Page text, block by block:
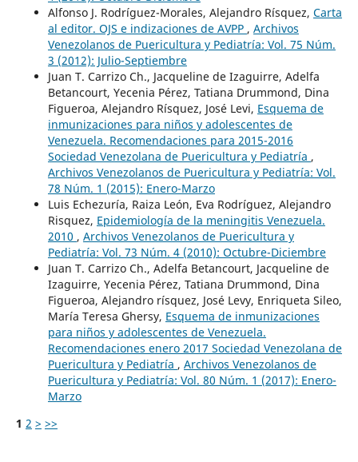
Alfonso J. Rodríguez-Morales, Alejandro Rísquez, Carta
al editor. OJS e indizaciones de AVPP , Archivos
Venezolanos de Puericultura y Pediatría: Vol. 75 Núm.
3 (2012): Julio-Septiembre
Juan T. Carrizo Ch., Jacqueline de Izaguirre, Adelfa
Betancourt, Yecenia Pérez, Tatiana Drummond, Dina
Figueroa, Alejandro Rísquez, José Levi, Esquema de
inmunizaciones para niños y adolescentes de
Venezuela. Recomendaciones para 2015-2016
Sociedad Venezolana de Puericultura y Pediatría ,
Archivos Venezolanos de Puericultura y Pediatría: Vol.
78 Núm. 1 (2015): Enero-Marzo
Luis Echezuría, Raiza León, Eva Rodríguez, Alejandro
Risquez, Epidemiología de la meningitis Venezuela.
2010 , Archivos Venezolanos de Puericultura y
Pediatría: Vol. 73 Núm. 4 (2010): Octubre-Diciembre
Juan T. Carrizo Ch., Adelfa Betancourt, Jacqueline de
Izaguirre, Yecenia Pérez, Tatiana Drummond, Dina
Figueroa, Alejandro rísquez, José Levy, Enriqueta Sileo,
María Teresa Ghersy, Esquema de inmunizaciones
para niños y adolescentes de Venezuela.
Recomendaciones enero 2017 Sociedad Venezolana de
Puericultura y Pediatría , Archivos Venezolanos de
Puericultura y Pediatría: Vol. 80 Núm. 1 (2017): Enero-
Marzo
1 2 > >>